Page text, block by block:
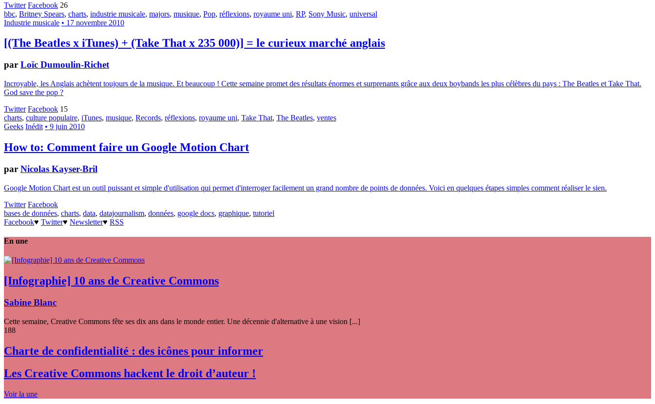
Twitter Facebook 26
bbc, Britney Spears, charts, industrie musicale, majors, musique, Pop, réflexions, royaume uni, RP, Sony Music, universal
Industrie musicale • 17 novembre 2010
[(The Beatles x iTunes) + (Take That x 235 000)] = le curieux marché anglais
par Loïc Dumoulin-Richet
Incroyable, les Anglais achètent toujours de la musique. Et beaucoup ! Cette semaine promet des résultats énormes et surprenants grâce aux deux boybands les plus célèbres du pays : The Beatles et Take That.
God save the pop ?
Twitter Facebook 15
charts, culture populaire, iTunes, musique, Records, réflexions, royaume uni, Take That, The Beatles, ventes
Geeks Inédit • 9 juin 2010
How to: Comment faire un Google Motion Chart
par Nicolas Kayser-Bril
Google Motion Chart est un outil puissant et simple d'utilisation qui permet d'interroger facilement un grand nombre de points de données. Voici en quelques étapes simples comment réaliser le sien.
Twitter Facebook
bases de données, charts, data, datajournalism, données, google docs, graphique, tutoriel
Facebook♥ Twitter♥ Newsletter♥ RSS
En une
[Infographie] 10 ans de Creative Commons
Sabine Blanc
Cette semaine, Creative Commons fête ses dix ans dans le monde entier. Une décennie d'alternative à une vision [...]
188
Charte de confidentialité : des icônes pour informer
Les Creative Commons hackent le droit d’auteur !
Voir la une